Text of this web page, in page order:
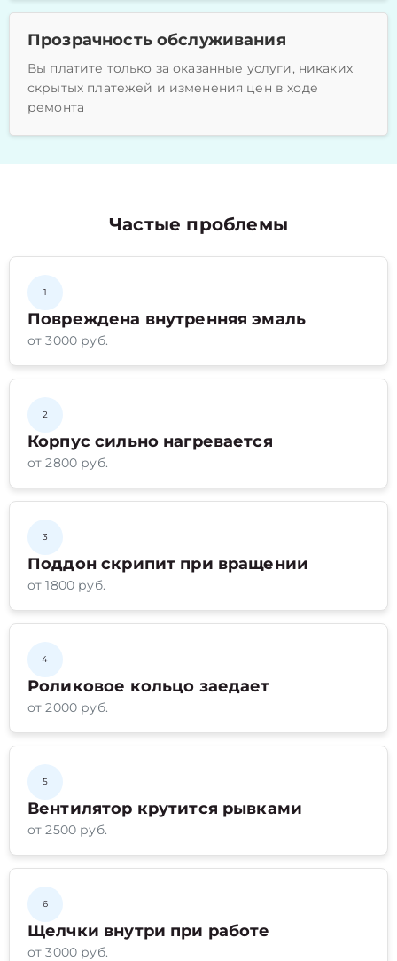
Прозрачность обслуживания
Вы платите только за оказанные услуги, никаких
скрытых платежей и изменения цен в ходе
ремонта
Частые проблемы
1
Повреждена внутренняя эмаль
от 3000 руб.
2
Корпус сильно нагревается
от 2800 руб.
3
Поддон скрипит при вращении
от 1800 руб.
4
Роликовое кольцо заедает
от 2000 руб.
5
Вентилятор крутится рывками
от 2500 руб.
6
Щелчки внутри при работе
от 3000 руб.